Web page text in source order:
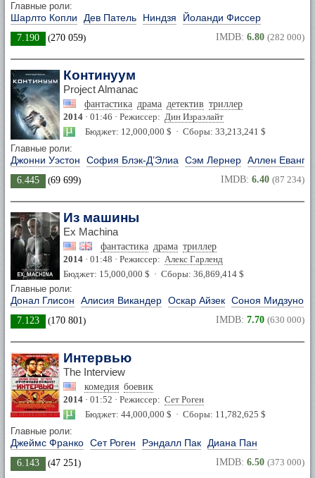
Главные роли:
Шарлто Копли Дев Патель Ниндзя Йоланди Фиссер
7.190 (270 059) IMDB: 6.80 (282 000)
Континуум
Project Almanac
фантастика драма детектив триллер
2014 · 01:46 · Режиссер: Дин Израэлайт
Бюджет: 12,000,000 $ · Сборы: 33,213,241 $
Главные роли:
Джонни Уэстон София Блэк-Д’Элиа Сэм Лернер Аллен
6.445 (69 699) IMDB: 6.40 (87 234)
Из машины
Ex Machina
фантастика драма триллер
2014 · 01:48 · Режиссер: Алекс Гарленд
Бюджет: 15,000,000 $ · Сборы: 36,869,414 $
Главные роли:
Донал Глисон Алисия Викандер Оскар Айзек Соноя Мидзуно
7.123 (170 801) IMDB: 7.70 (630 000)
Интервью
The Interview
комедия боевик
2014 · 01:52 · Режиссер: Сет Роген
Бюджет: 44,000,000 $ · Сборы: 11,782,625 $
Главные роли:
Джеймс Франко Сет Роген Рэндалл Пак Диана Пан
6.143 (47 251) IMDB: 6.50 (373 000)